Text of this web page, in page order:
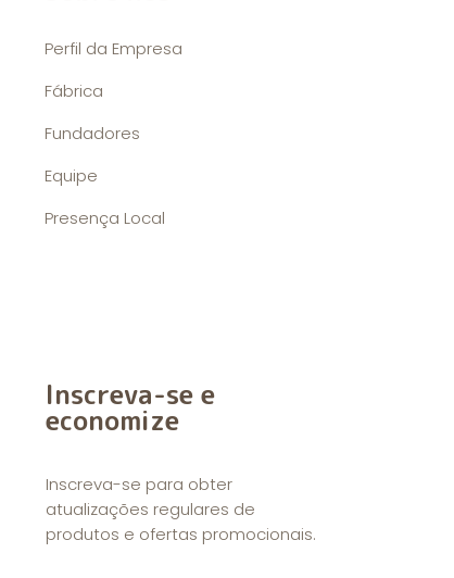
Perfil da Empresa
Fábrica
Fundadores
Equipe
Presença Local
Inscreva-se e
economize
Inscreva-se para obter
atualizações regulares de
produtos e ofertas promocionais.